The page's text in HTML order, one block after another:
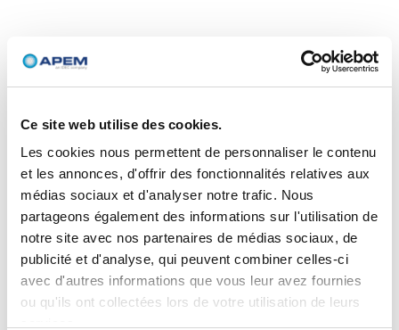
Ce site web utilise des cookies.
Les cookies nous permettent de personnaliser le contenu
et les annonces, d'offrir des fonctionnalités relatives aux
médias sociaux et d'analyser notre trafic. Nous
partageons également des informations sur l'utilisation de
notre site avec nos partenaires de médias sociaux, de
publicité et d'analyse, qui peuvent combiner celles-ci
avec d'autres informations que vous leur avez fournies
ou qu'ils ont collectées lors de votre utilisation de leurs